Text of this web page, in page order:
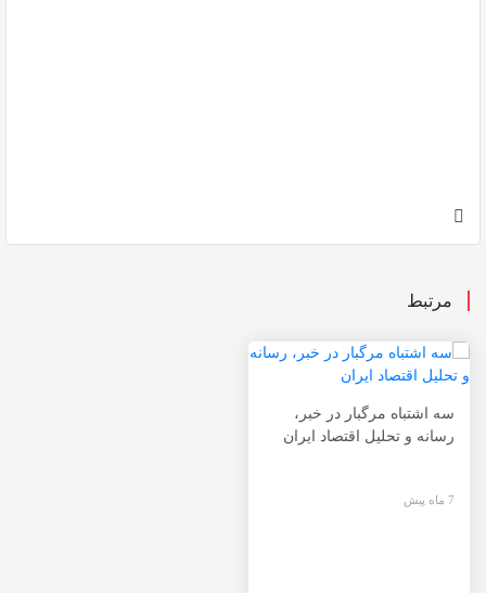
مرتبط
سه اشتباه مرگبار در خبر،
رسانه و تحلیل اقتصاد ایران
7 ماه پیش